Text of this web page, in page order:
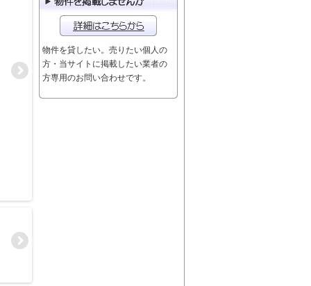
物件を貸したい。売りたい個人の
方・当サイトに掲載したい業者の
方専用のお問い合わせです。